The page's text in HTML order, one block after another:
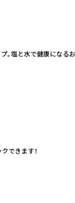
塩と水で健康になる
できます！